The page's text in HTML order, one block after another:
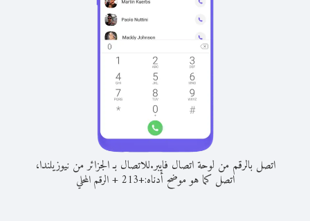
اتصل بالرقم من لوحة اتصال فايبر.للاتصال بـ الجزائر من نيوزيلندا،
اتصل كما هو موضح أدناه:+
213
+الرقم المحلي